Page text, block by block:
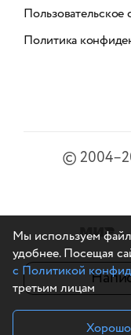
Пользовательское
Политика
©
Мы используем
удобнее. Посещая
с Политикой
третьим лицам
Хорошо